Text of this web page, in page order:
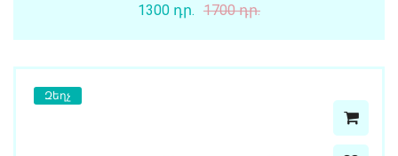
1300 դր. 1700 դր.
Զեղչ